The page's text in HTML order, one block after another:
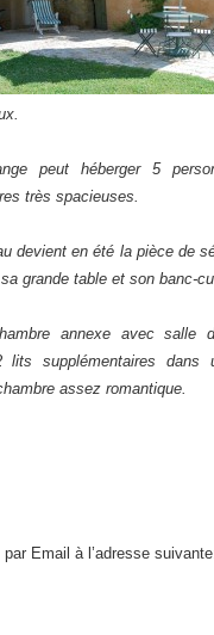
peut héberger 5
très spacieuses.
devient en été la pièce de
grande table et son banc-
annexe avec salle
lits supplémentaires dans
assez romantique.
Email à l’adresse